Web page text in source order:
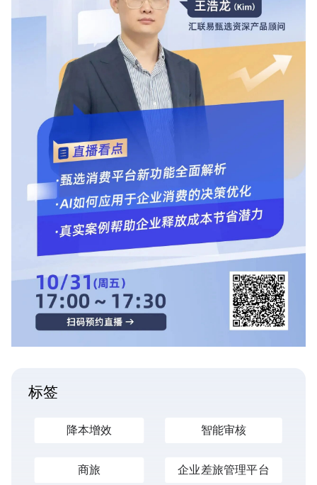
标签
降本增效 智能审核
商旅 企业差旅管理平台